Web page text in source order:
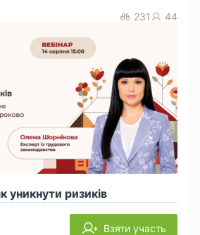
уникнути ризиків
231 44
Взяти участь